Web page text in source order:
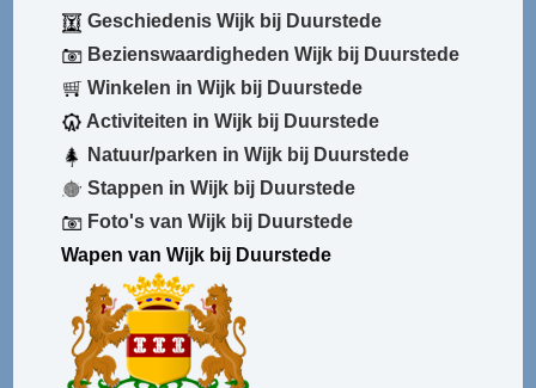
Geschiedenis Wijk bij Duurstede
Bezienswaardigheden Wijk bij Duurstede
Winkelen in Wijk bij Duurstede
Activiteiten in Wijk bij Duurstede
Natuur/parken in Wijk bij Duurstede
Stappen in Wijk bij Duurstede
Foto's van Wijk bij Duurstede
Wapen van Wijk bij Duurstede